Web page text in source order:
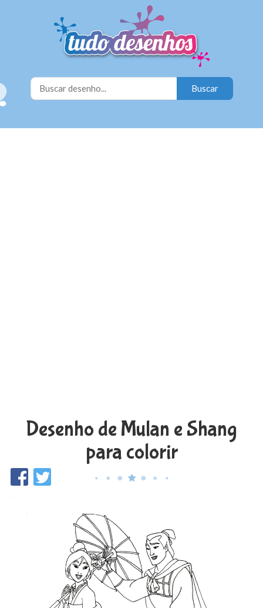
Desenho de Mulan e Shang
para colorir